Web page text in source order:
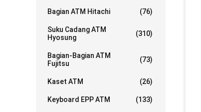
Bagian ATM Hitachi (76)
Suku Cadang ATM
Hyosung
(310)
Bagian-Bagian ATM
Fujitsu
(73)
Kaset ATM (26)
Keyboard EPP ATM (133)